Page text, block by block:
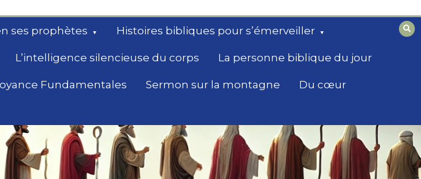
ses prophètes Histoires bibliques pour s’émerveiller
L’intelligence silencieuse du corps La personne biblique du jour
Fundamentales Sermon sur la montagne Du cœur